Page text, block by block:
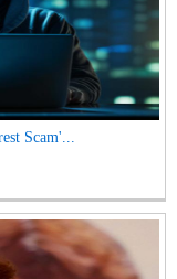
Scam'...